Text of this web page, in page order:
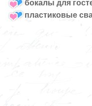
бокалы для
пластиковые